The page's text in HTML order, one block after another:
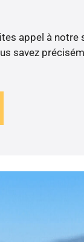
appel à notre
savez